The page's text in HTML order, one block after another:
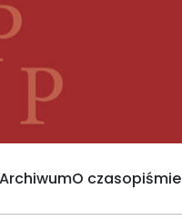
ArchiwumO czasopiśmie